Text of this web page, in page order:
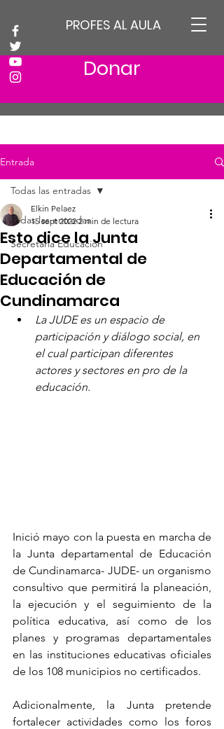
PROFES AL AULA
Donar
Entrada
Todas las entradas
Secretaria Educación
Todas las entradas
Esto dice la Junta
Departamental de
Educación de
Cundinamarca
Elkin Pelaez
15 sept 2022 2 min de lectura
La JUDE es un espacio de
participación y diálogo social, en
el cual participan diferentes
actores y sectores en pro de la
educación.
Inició mayo con la puesta en marcha de
la Junta departamental de Educación
de Cundinamarca- JUDE- un organismo
consultivo que permitirá la planeación,
la ejecución y el seguimiento de la
política educativa, así como de los
planes y programas departamentales
en las instituciones educativas oficiales
de los 108 municipios no certificados.
Adicionalmente, la Junta pretende
fortalecer actividades como los foros